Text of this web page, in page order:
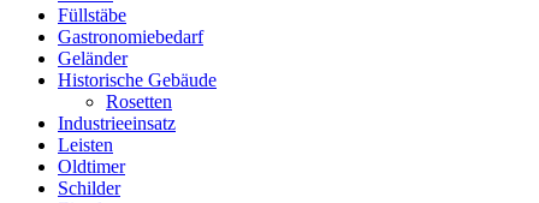
Füllstäbe
Gastronomiebedarf
Geländer
Historische Gebäude
Rosetten
Industrieeinsatz
Leisten
Oldtimer
Schilder